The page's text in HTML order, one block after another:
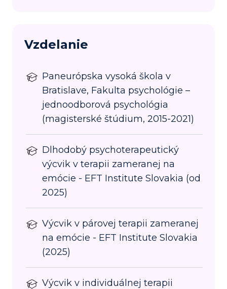
Vzdelanie
Paneurópska vysoká škola v
Bratislave, Fakulta psychológie –
jednoodborová psychológia
(magisterské štúdium, 2015-2021)
Dlhodobý psychoterapeutický
výcvik v terapii zameranej na
emócie - EFT Institute Slovakia (od
2025)
Výcvik v párovej terapii zameranej
na emócie - EFT Institute Slovakia
(2025)
Výcvik v individuálnej terapii